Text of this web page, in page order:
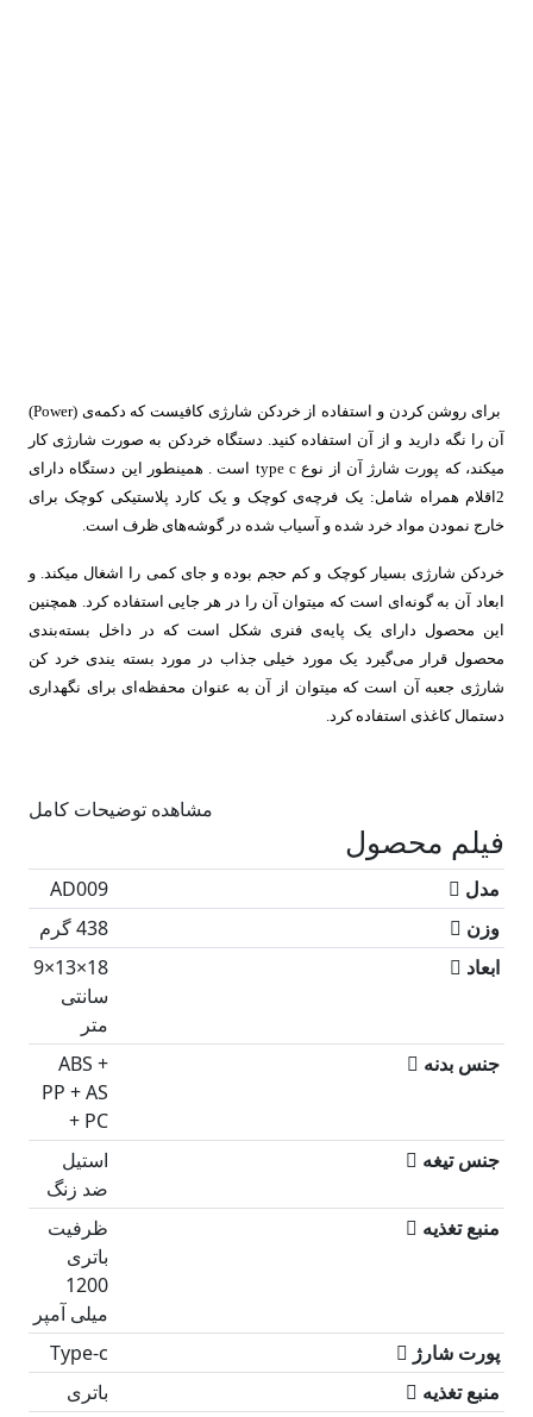
برای روشن کردن و استفاده از خردکن شارژی کافیست که دکمه‌ی (Power)
آن را نگه دارید و از آن استفاده کنید. دستگاه خردکن به صورت شارژی کار
میکند، که پورت شارژ آن از نوع type c است . همینطور این دستگاه دارای
2اقلام همراه شامل: یک فرچه‌ی کوچک و یک کارد پلاستیکی کوچک برای
خارج نمودن مواد خرد شده و آسیاب شده در گوشه‌های ظرف است.
خردکن شارژی بسیار کوچک و کم حجم بوده و جای کمی را اشغال میکند. و
ابعاد آن به گونه‌ای است که میتوان آن را در هر جایی استفاده کرد. همچنین
این محصول دارای یک پایه‌ی فنری شکل است که در داخل بسته‌بندی
محصول قرار می‌گیرد یک مورد خیلی جذاب در مورد بسته یندی خرد کن
شارژی جعبه آن است که میتوان از آن به عنوان محفظه‌ای برای نگهداری
دستمال کاغذی استفاده کرد.
مشاهده توضیحات کامل
فیلم محصول
مدل
AD009
وزن
438 گرم
ابعاد
18×13×9
سانتی
متر
جنس بدنه
ABS +
PP + AS
+ PC
جنس تیغه
استیل
ضد زنگ
منبع تغذیه
ظرفیت
باتری
1200
میلی آمپر
پورت شارژ
Type-c
منبع تغذیه
باتری